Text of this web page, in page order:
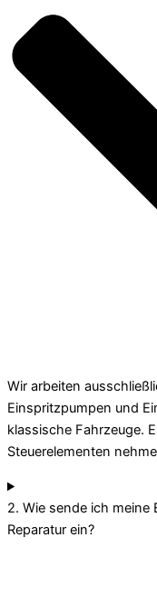
Wir arbeiten
Einspritzpumpen und
klassische Fahrzeuge.
Steuerelementen
2. Wie sende ich meine
Reparatur ein?